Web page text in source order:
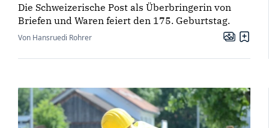
Die Schweizerische Post als Überbringerin von
Briefen und Waren feiert den 175. Geburtstag.
Von Hansruedi Rohrer